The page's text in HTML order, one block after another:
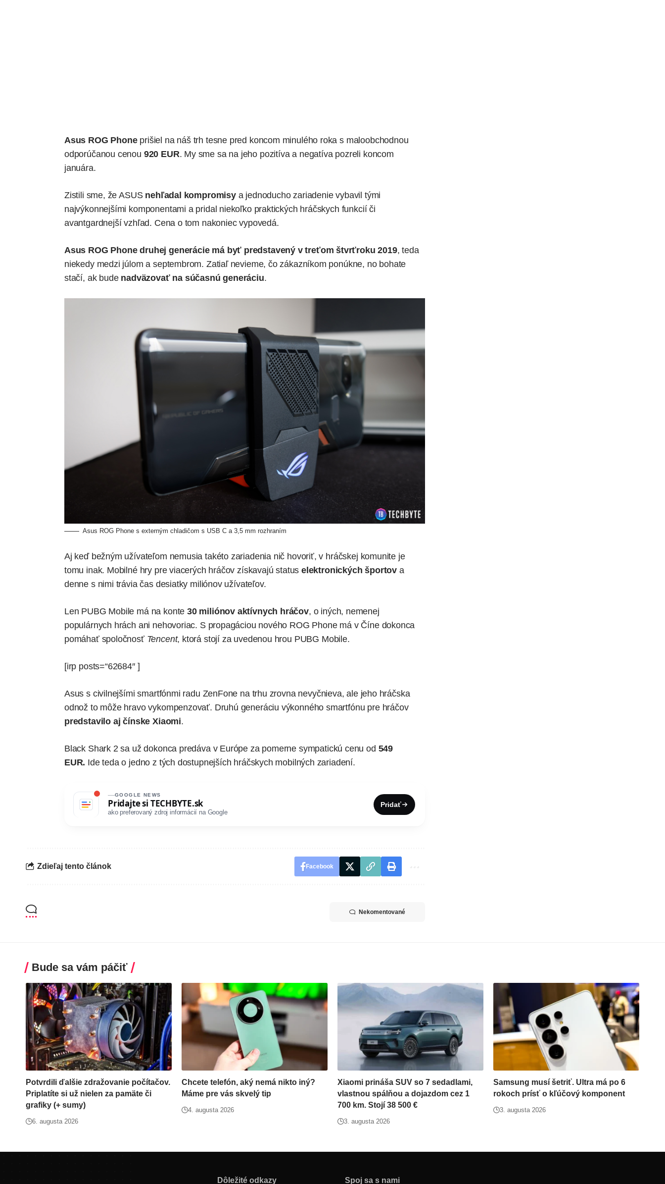
Asus ROG Phoneprišiel na náš trh tesne pred koncom minulého roka s maloobchodnou
odporúčanou cenou 920 EUR. My sme sa na jeho pozitíva a negatíva pozreli koncom
januára.
Zistili sme, že ASUS nehľadal kompromisya jednoducho zariadenie vybavil tými
najvýkonnejšími komponentami a pridal niekoľko praktických hráčskych funkcií či
avantgardnejší vzhľad. Cena o tom nakoniec vypovedá.
Asus ROG Phone druhej generácie má byť predstavený v treťom štvrťroku 2019, teda
niekedy medzi júlom a septembrom. Zatiaľ nevieme, čo zákazníkom ponúkne, no bohate
stačí, ak bude nadväzovať na súčasnú generáciu.
Asus ROG Phone s externým chladičom s USB C a 3,5 mm rozhraním
Aj keď bežným užívateľom nemusia takéto zariadenia nič hovoriť, v hráčskej komunite je
tomu inak. Mobilné hry pre viacerých hráčov získavajú statuselektronických športov a
denne s nimi trávia čas desiatky miliónov užívateľov.
Len PUBG Mobile má na konte 30 miliónov aktívnych hráčov, o iných, nemenej
populárnych hrách ani nehovoriac. S propagáciou nového ROG Phone má v Číne dokonca
pomáhať spoločnosť Tencent, ktorá stojí za uvedenou hrou PUBG Mobile.
[irp posts=“62684″ ]
Asus s civilnejšími smartfónmi radu ZenFone na trhu zrovna nevyčnieva, ale jeho hráčska
odnož to môže hravo vykompenzovať. Druhú generáciu výkonného smartfónu pre hráčov
predstavilo aj čínske Xiaomi.
Black Shark 2 sa už dokonca predáva v Európe za pomerne sympatickú cenu od 549
EUR. Ide teda o jedno z tých dostupnejších hráčskych mobilných zariadení.
GOOGLE NEWS
Pridajte si TECHBYTE.sk
ako preferovaný zdroj informácií na Google
Pridať
Zdieľaj tento článok Facebook
Nekomentované
Bude sa vám páčiť
Potvrdili ďalšie zdražovanie počítačov.
Priplatíte si už nielen za pamäte či
grafiky (+ sumy)
6. augusta 2026
Chcete telefón, aký nemá nikto iný?
Máme pre vás skvelý tip
4. augusta 2026
Xiaomi prináša SUV so 7 sedadlami,
vlastnou spálňou a dojazdom cez 1
700 km. Stojí 38 500 €
3. augusta 2026
Samsung musí šetriť. Ultra má po 6
rokoch prísť o kľúčový komponent
3. augusta 2026
Dôležité odkazy Spoj sa s nami